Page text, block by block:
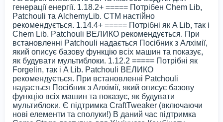
генерації енергії. 1.18.2+ ===== Потрібен Chem Lib,
Patchouli та AlchemyLib. CTM настійно
рекомендується. 1.14.4+ ===== Потрібні як A Lib, так і
Chem Lib. Patchouli ВЕЛИКО рекомендується. При
встановленні Patchouli надається Посібник з Алхімії,
який описує базову функцію всіх машин та показує,
як будувати мультиблоки. 1.12.2 ===== Потрібні як
Forgelin, так і A Lib. Patchouli ВЕЛИКО
рекомендується. При встановленні Patchouli
надається Посібник з Алхімії, який описує базову
функцію всіх машин та показує, як будувати
мультиблоки. Є підтримка CraftTweaker (включаючи
нові елементи та сполуки!) В даний час підтримка